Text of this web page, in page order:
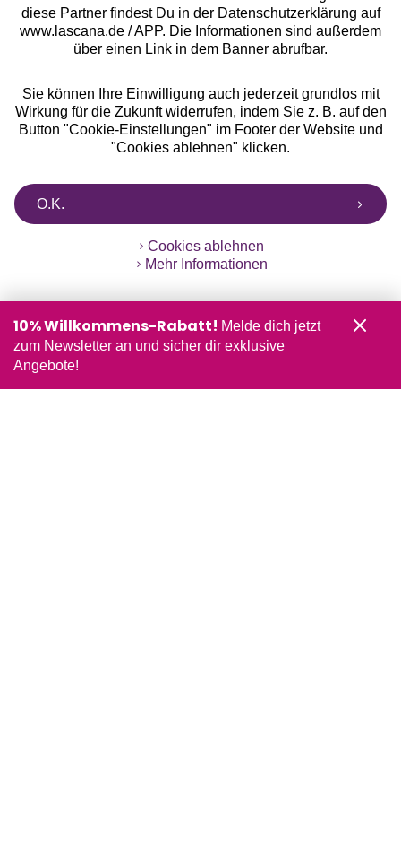
diese Partner findest Du in der Datenschutzerklärung auf
www.lascana.de / APP. Die Informationen sind außerdem
über einen Link in dem Banner abrufbar.
Sie können Ihre Einwilligung auch jederzeit grundlos mit
Wirkung für die Zukunft widerrufen, indem Sie z. B. auf den
Button "Cookie-Einstellungen" im Footer der Website und
"Cookies ablehnen" klicken.
O.K.
Cookies ablehnen
Mehr Informationen
10% Willkommens-Rabatt! Melde dich jetzt
zum Newsletter an und sicher dir exklusive
Angebote!